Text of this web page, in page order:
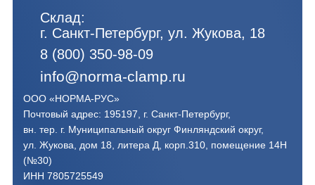
Склад:
г. Санкт-Петербург, ул. Жукова, 18
8 (800) 350-98-09
info@norma-clamp.ru
ООО «НОРМА-РУС»
Почтовый адрес: 195197, г. Санкт-Петербург,
вн. тер. г. Муниципальный округ Финляндский округ,
ул. Жукова, дом 18, литера Д, корп.310, помещение 14Н
(№30)
ИНН 7805725549